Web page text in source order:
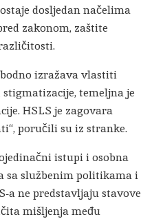
dosljedan načelima
zakonom, zaštite
izražava vlastiti
temeljna je
HSLS je zagovara
poručili su iz stranke.
istupi i osobna
sa službenim politikama i
a ne predstavljaju stavove
mišljenja među